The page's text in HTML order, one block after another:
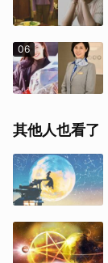
06
其他人也看了